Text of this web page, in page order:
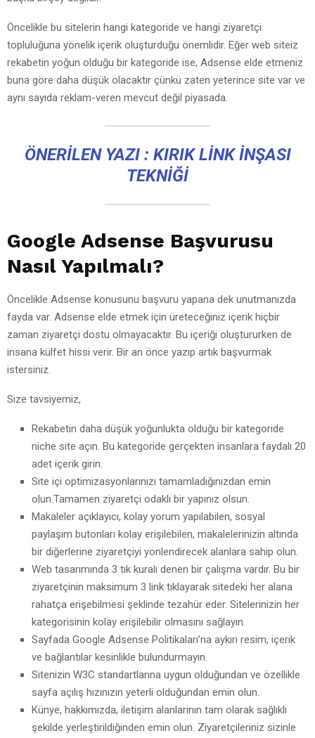
Öncelikle bu sitelerin hangi kategoride ve hangi ziyaretçi
topluluğuna yönelik içerik oluşturduğu önemlidir. Eğer web siteiz
rekabetin yoğun olduğu bir kategoride ise, Adsense elde etmeniz
buna göre daha düşük olacaktır çünkü zaten yeterince site var ve
aynı sayıda reklam-veren mevcut değil piyasada.
ÖNERILEN YAZI : KIRIK LINK INŞASI
TEKNIĞI
Google Adsense Başvurusu
Nasıl Yapılmalı?
Öncelikle Adsense konusunu başvuru yapana dek unutmanızda
fayda var. Adsense elde etmek için üreteceğiniz içerik hiçbir
zaman ziyaretçi dostu olmayacaktır. Bu içeriği oluştururken de
insana külfet hissi verir. Bir an önce yazıp artık başvurmak
istersiniz.
Size tavsiyemiz,
Rekabetin daha düşük yoğunlukta olduğu bir kategoride
niche site açın. Bu kategoride gerçekten insanlara faydalı 20
adet içerik girin.
Site içi optimizasyonlarınızı tamamladığınızdan emin
olun.Tamamen ziyaretçi odaklı bir yapınız olsun.
Makaleler açıklayıcı, kolay yorum yapılabilen, sosyal
paylaşım butonları kolay erişilebilen, makalelerinizin altında
bir diğerlerine ziyaretçiyi yönlendirecek alanlara sahip olun.
Web tasarımında 3 tık kuralı denen bir çalışma vardır. Bu bir
ziyaretçinin maksimum 3 link tıklayarak sitedeki her alana
rahatça erişebilmesi şeklinde tezahür eder. Sitelerinizin her
kategorisinin kolay erişilebilir olmasını sağlayın.
Sayfada Google Adsense Politikaları’na aykırı resim, içerik
ve bağlantılar kesinlikle bulundurmayın.
Sitenizin W3C standartlarına uygun olduğundan ve özellikle
sayfa açılış hızınızın yeterli olduğundan emin olun.
Künye, hakkımızda, iletişim alanlarının tam olarak sağlıklı
şekilde yerleştirildiğinden emin olun. Ziyaretçileriniz sizinle